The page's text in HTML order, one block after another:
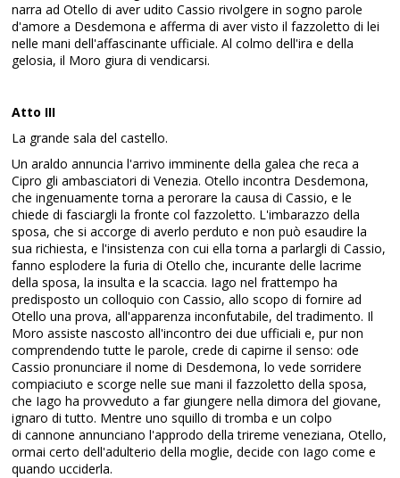
narra ad Otello di aver udito Cassio rivolgere in sogno parole
d'amore a Desdemona e afferma di aver visto il fazzoletto di lei
nelle mani dell'affascinante ufficiale. Al colmo dell'ira e della
gelosia, il Moro giura di vendicarsi.
Atto III
La grande sala del castello.
Un araldo annuncia l'arrivo imminente della galea che reca a
Cipro gli ambasciatori di Venezia. Otello incontra Desdemona,
che ingenuamente torna a perorare la causa di Cassio, e le
chiede di fasciargli la fronte col fazzoletto. L'imbarazzo della
sposa, che si accorge di averlo perduto e non può esaudire la
sua richiesta, e l'insistenza con cui ella torna a parlargli di Cassio,
fanno esplodere la furia di Otello che, incurante delle lacrime
della sposa, la insulta e la scaccia. Iago nel frattempo ha
predisposto un colloquio con Cassio, allo scopo di fornire ad
Otello una prova, all'apparenza inconfutabile, del tradimento. Il
Moro assiste nascosto all'incontro dei due ufficiali e, pur non
comprendendo tutte le parole, crede di capirne il senso: ode
Cassio pronunciare il nome di Desdemona, lo vede sorridere
compiaciuto e scorge nelle sue mani il fazzoletto della sposa,
che Iago ha provveduto a far giungere nella dimora del giovane,
ignaro di tutto. Mentre uno squillo di tromba e un colpo
di cannone annunciano l'approdo della trireme veneziana, Otello,
ormai certo dell'adulterio della moglie, decide con Iago come e
quando ucciderla.